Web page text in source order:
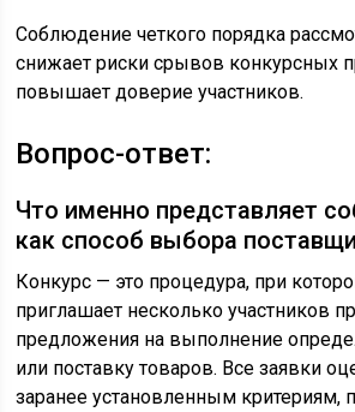
Соблюдение четкого порядка
снижает риски срывов конкурсных
повышает доверие участников.
Вопрос-ответ:
Что именно представляет
как способ выбора
Конкурс — это процедура, при
приглашает несколько участников
предложения на выполнение
или поставку товаров. Все заявки
заранее установленным критериям,